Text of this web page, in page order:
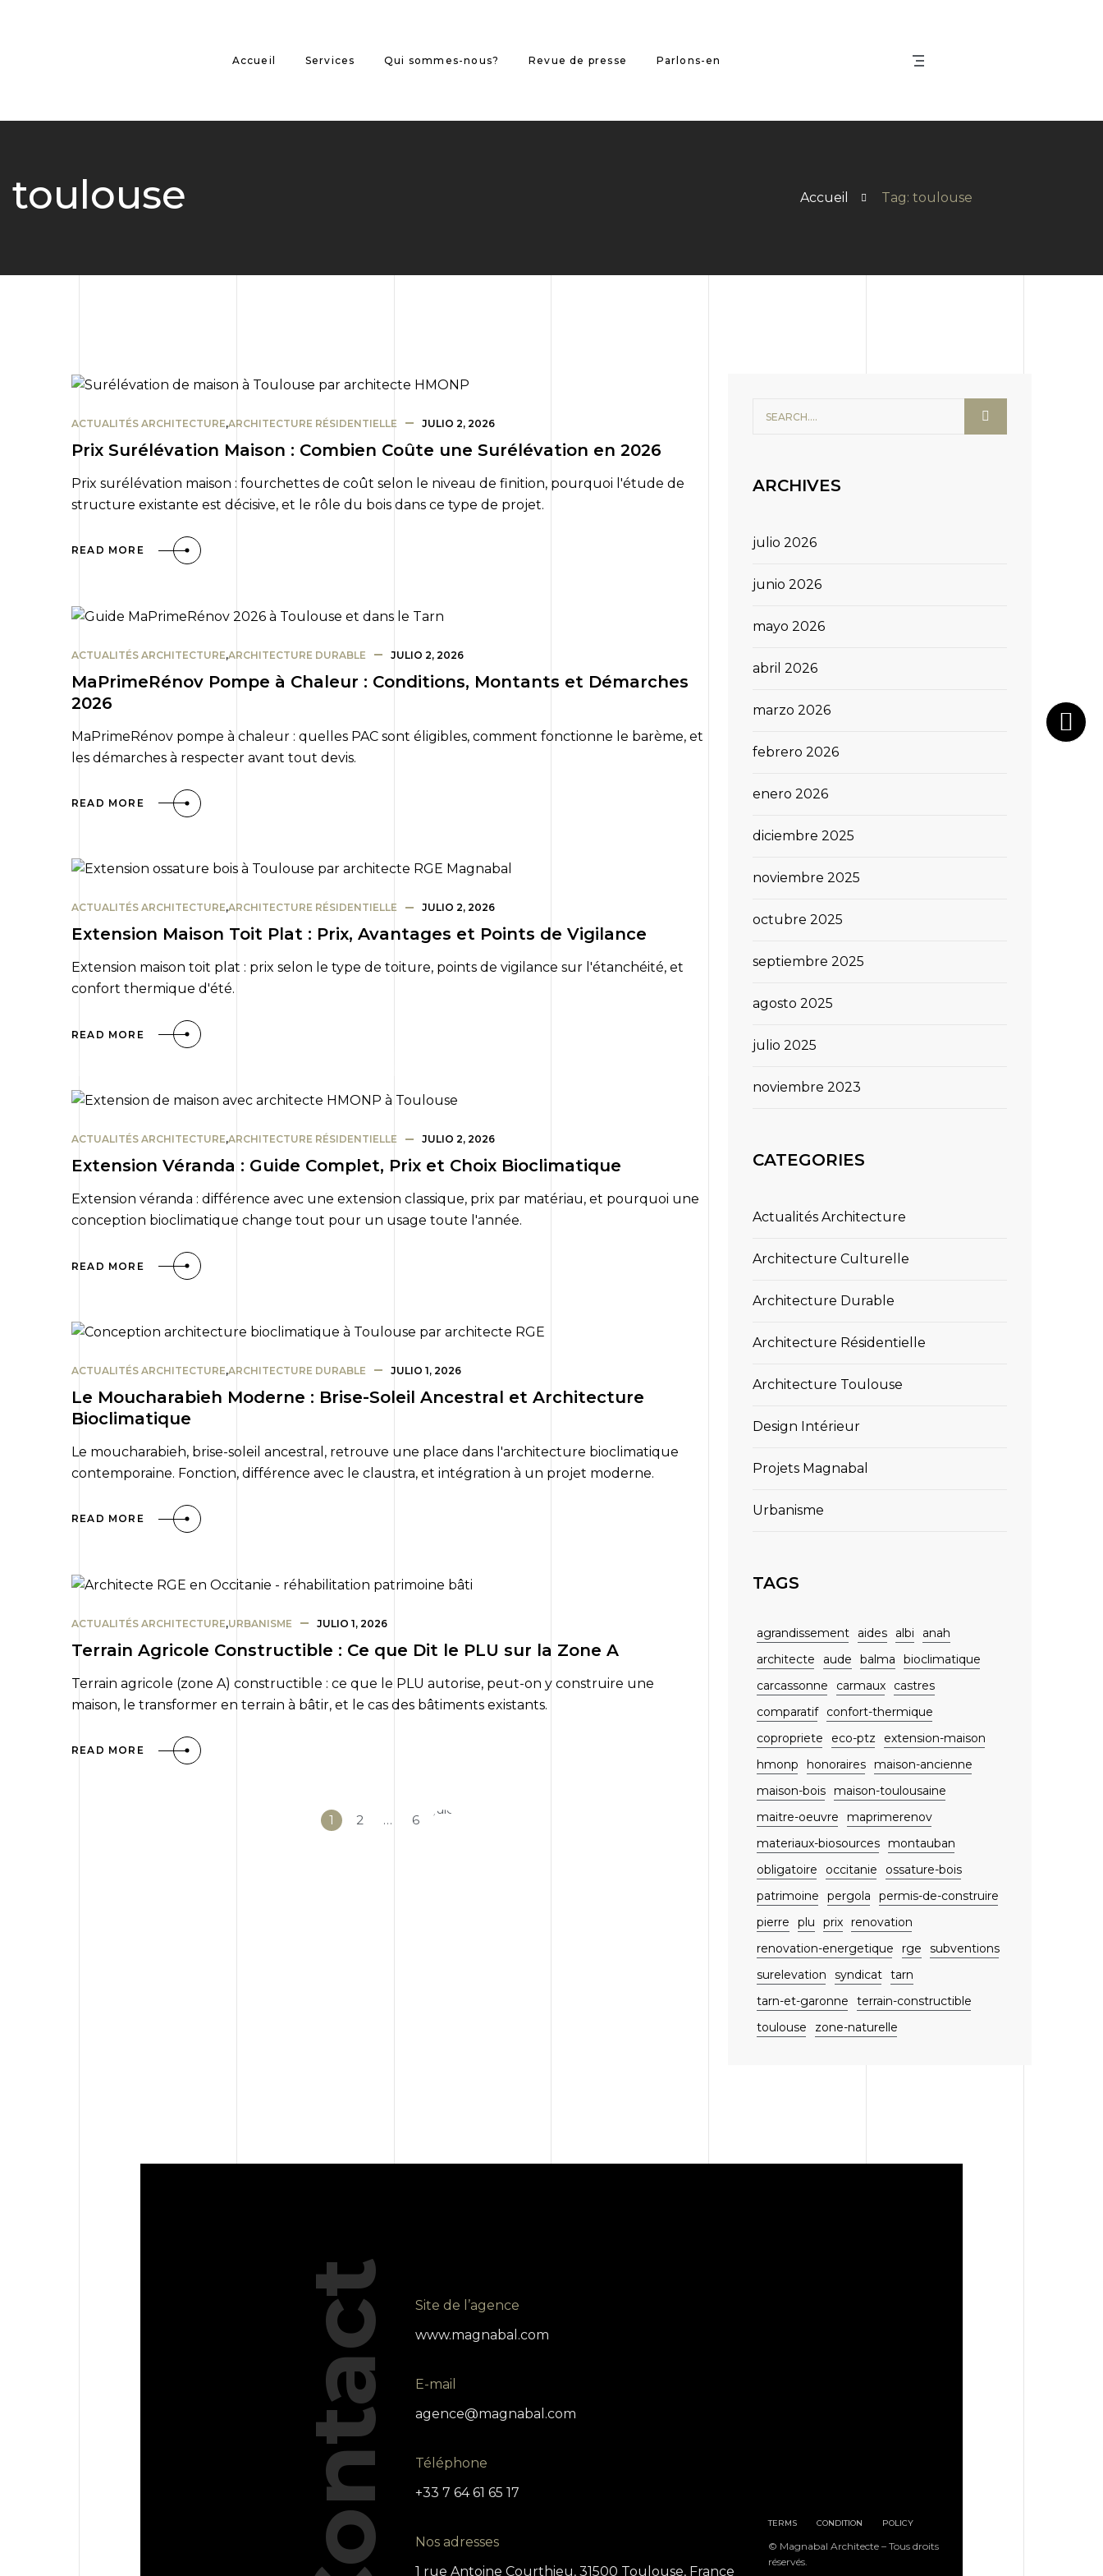
Accueil Services Qui sommes-nous? Revue de presse Parlons-en
toulouse Accueil Tag: toulouse
ACTUALITÉS ARCHITECTURE,ARCHITECTURE RÉSIDENTIELLE JULIO 2, 2026
Prix Surélévation Maison : Combien Coûte une Surélévation en 2026
Prix surélévation maison : fourchettes de coût selon le niveau de finition, pourquoi l'étude de
structure existante est décisive, et le rôle du bois dans ce type de projet.
READ MORE
ACTUALITÉS ARCHITECTURE,ARCHITECTURE DURABLE JULIO 2, 2026
MaPrimeRénov Pompe à Chaleur : Conditions, Montants et Démarches
2026
MaPrimeRénov pompe à chaleur : quelles PAC sont éligibles, comment fonctionne le barème, et
les démarches à respecter avant tout devis.
READ MORE
ACTUALITÉS ARCHITECTURE,ARCHITECTURE RÉSIDENTIELLE JULIO 2, 2026
Extension Maison Toit Plat : Prix, Avantages et Points de Vigilance
Extension maison toit plat : prix selon le type de toiture, points de vigilance sur l'étanchéité, et
confort thermique d'été.
READ MORE
ACTUALITÉS ARCHITECTURE,ARCHITECTURE RÉSIDENTIELLE JULIO 2, 2026
Extension Véranda : Guide Complet, Prix et Choix Bioclimatique
Extension véranda : différence avec une extension classique, prix par matériau, et pourquoi une
conception bioclimatique change tout pour un usage toute l'année.
READ MORE
ACTUALITÉS ARCHITECTURE,ARCHITECTURE DURABLE JULIO 1, 2026
Le Moucharabieh Moderne : Brise-Soleil Ancestral et Architecture
Bioclimatique
Le moucharabieh, brise-soleil ancestral, retrouve une place dans l'architecture bioclimatique
contemporaine. Fonction, différence avec le claustra, et intégration à un projet moderne.
READ MORE
ACTUALITÉS ARCHITECTURE,URBANISME JULIO 1, 2026
Terrain Agricole Constructible : Ce que Dit le PLU sur la Zone A
Terrain agricole (zone A) constructible : ce que le PLU autorise, peut-on y construire une
maison, le transformer en terrain à bâtir, et le cas des bâtiments existants.
READ MORE
1 2 … 6
Siguiente
ARCHIVES
julio 2026
junio 2026
mayo 2026
abril 2026
marzo 2026
febrero 2026
enero 2026
diciembre 2025
noviembre 2025
octubre 2025
septiembre 2025
agosto 2025
julio 2025
noviembre 2023
CATEGORIES
Actualités Architecture
Architecture Culturelle
Architecture Durable
Architecture Résidentielle
Architecture Toulouse
Design Intérieur
Projets Magnabal
Urbanisme
TAGS
agrandissement aides albi
anah
architecte
aude balma
bioclimatique
carcassonne
carmaux
castres
comparatif
confort-thermique
copropriete
eco-ptz
extension-maison
hmonp
honoraires maison-ancienne
maison-bois maison-toulousaine
maitre-oeuvre
maprimerenov
materiaux-biosources montauban
obligatoire
occitanie
ossature-bois
patrimoine
pergola
permis-de-construire
pierre
plu prix renovation
renovation-energetique
rge
subventions
surelevation
syndicat tarn
tarn-et-garonne
terrain-constructible
toulouse
zone-naturelle
Contact
Site de l’agence
www.magnabal.com
E-mail
agence@magnabal.com
Téléphone
+33 7 64 61 65 17
Nos adresses
1 rue Antoine Courthieu, 31500 Toulouse, France
TERMS CONDITION POLICY
© Magnabal Architecte – Tous droits
réservés.